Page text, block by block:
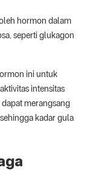
hormon dalam
seperti glukagon
ini untuk
intensitas
merangsang
kadar gula